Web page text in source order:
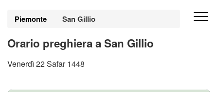
Piemonte San Gillio
Orario preghiera a San Gillio
Venerdì 22 Safar 1448